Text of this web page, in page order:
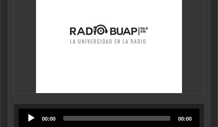
Player
00:00 00:00